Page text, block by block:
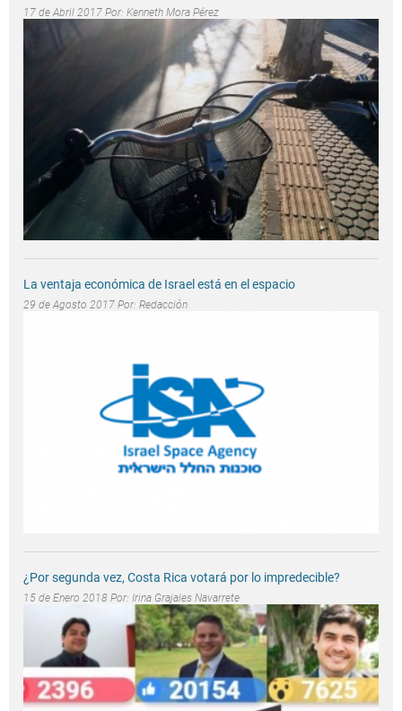
17 de Abril 2017 Por: Kenneth Mora Pérez
La ventaja económica de Israel está en el espacio
29 de Agosto 2017 Por: Redacción
¿Por segunda vez, Costa Rica votará por lo impredecible?
15 de Enero 2018 Por: Irina Grajales Navarrete